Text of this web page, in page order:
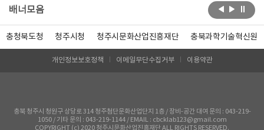
배너모음
충청북도청 청주시청 청주시문화산업진흥재단 충북과학기술혁신원
개인정보보호정책 이메일무단수집거부 이용약관
충북 청주시 청원구 상당로 314 청주첨단문화산업단지 1층 / 장비-공간 대여 문의 : 043-219-
1050 / 기타 문의 : 043-219-1144 / EMAIL : cbcklab123@gmail.com
COPYRIGHT (c) 2020 청주시문화산업진흥재단 ALL RIGHTS RESERVED.